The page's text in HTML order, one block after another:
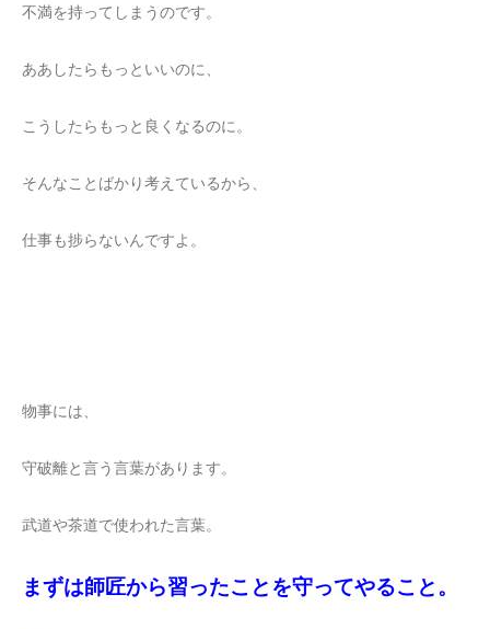
不満を持ってしまうのです。
ああしたらもっといいのに、
こうしたらもっと良くなるのに。
そんなことばかり考えているから、
仕事も捗らないんですよ。
物事には、
守破離と言う言葉があります。
武道や茶道で使われた言葉。
まずは師匠から習ったことを守ってやること。